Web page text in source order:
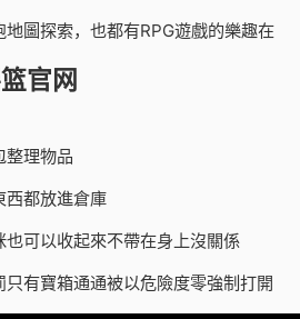
圖探索，也都有RPG遊戲的樂趣在
官网
整理物品
西都放進倉庫
也可以收起來不帶在身上沒關係
有寶箱通通被以危險度零強制打開